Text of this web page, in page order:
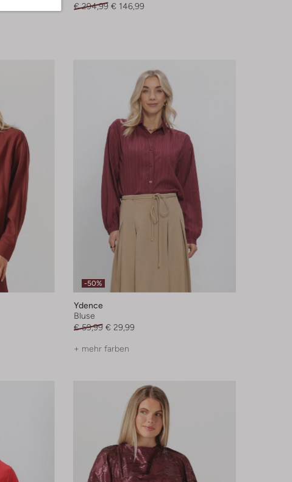
€ 294,99 € 146,99
-50%
Ydence
Bluse
€ 59,99 € 29,99
+ mehr farben